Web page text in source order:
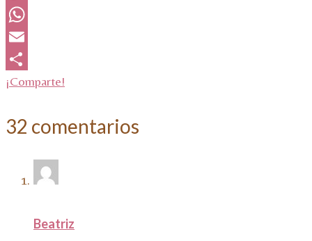
Twitter
WhatsApp
Email
¡Comparte!
32 comentarios
Beatriz